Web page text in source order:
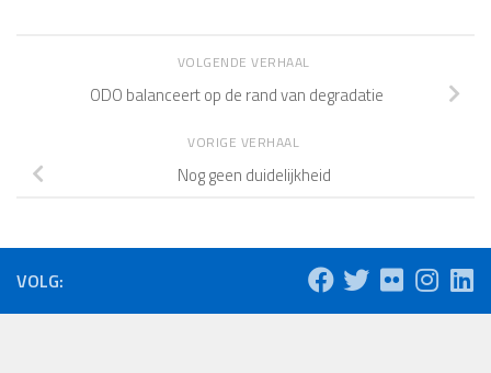
VOLGENDE VERHAAL
ODO balanceert op de rand van degradatie
VORIGE VERHAAL
Nog geen duidelijkheid
VOLG: